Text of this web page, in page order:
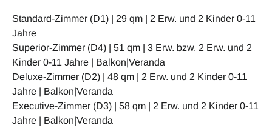
Standard-Zimmer (D1) | 29 qm | 2 Erw. und 2 Kinder 0-11
Jahre
Superior-Zimmer (D4) | 51 qm | 3 Erw. bzw. 2 Erw. und 2
Kinder 0-11 Jahre | Balkon|Veranda
Deluxe-Zimmer (D2) | 48 qm | 2 Erw. und 2 Kinder 0-11
Jahre | Balkon|Veranda
Executive-Zimmer (D3) | 58 qm | 2 Erw. und 2 Kinder 0-11
Jahre | Balkon|Veranda